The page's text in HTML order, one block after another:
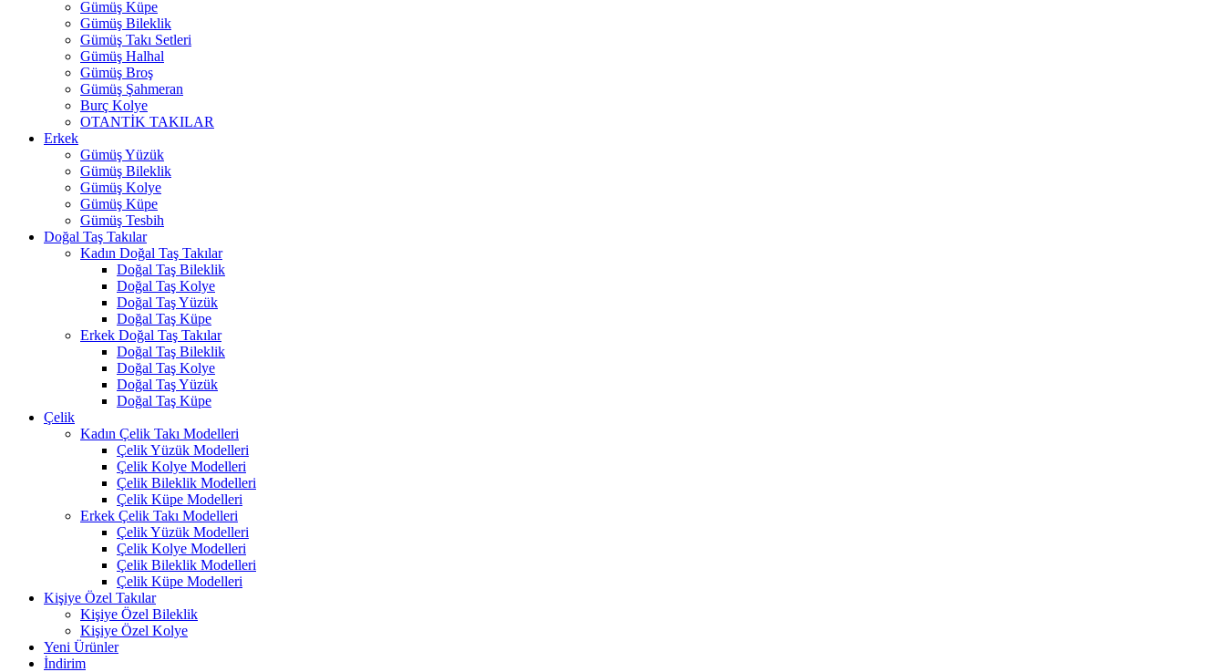
Gümüş Küpe
Gümüş Bileklik
Gümüş Takı Setleri
Gümüş Halhal
Gümüş Broş
Gümüş Şahmeran
Burç Kolye
OTANTİK TAKILAR
Erkek
Gümüş Yüzük
Gümüş Bileklik
Gümüş Kolye
Gümüş Küpe
Gümüş Tesbih
Doğal Taş Takılar
Kadın Doğal Taş Takılar
Doğal Taş Bileklik
Doğal Taş Kolye
Doğal Taş Yüzük
Doğal Taş Küpe
Erkek Doğal Taş Takılar
Doğal Taş Bileklik
Doğal Taş Kolye
Doğal Taş Yüzük
Doğal Taş Küpe
Çelik
Kadın Çelik Takı Modelleri
Çelik Yüzük Modelleri
Çelik Kolye Modelleri
Çelik Bileklik Modelleri
Çelik Küpe Modelleri
Erkek Çelik Takı Modelleri
Çelik Yüzük Modelleri
Çelik Kolye Modelleri
Çelik Bileklik Modelleri
Çelik Küpe Modelleri
Kişiye Özel Takılar
Kişiye Özel Bileklik
Kişiye Özel Kolye
Yeni Ürünler
İndirim